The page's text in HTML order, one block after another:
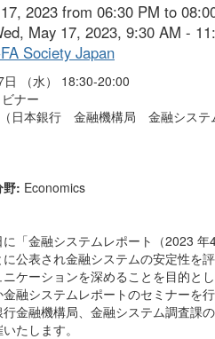
2023 from 06:30 PM to
May 17, 2023, 9:30 AM -
Society Japan
日 （水） 18:30-20:00
ナー
本銀行 金融機構局 金融システム
野: Economics
に「金融システムレポート（2023 年
公表され金融システムの安定性を
ケーションを深めることを目的と
融システムレポートのセミナーを
行金融機構局、金融システム調査課
たします。